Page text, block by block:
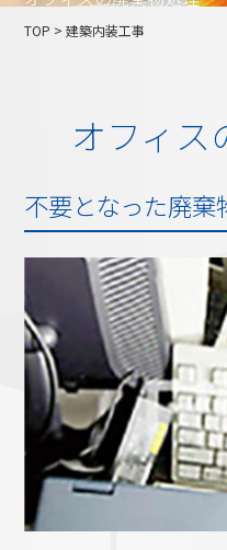
TOP > 建築内装工事
オフィス
不要となった廃棄